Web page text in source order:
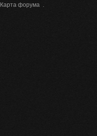
Карта форума